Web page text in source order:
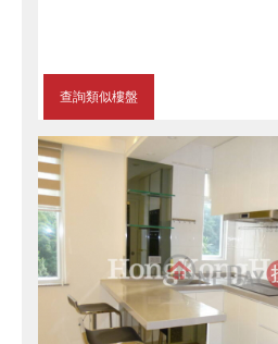
查詢類似樓盤